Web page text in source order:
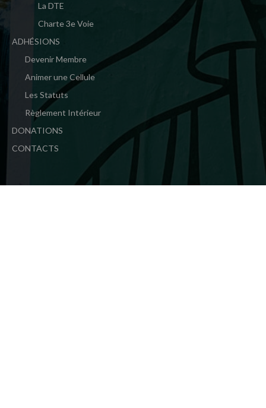
La DTE
Charte 3e Voie
ADHÉSIONS
Devenir Membre
Animer une Cellule
Les Statuts
Règlement Intérieur
DONATIONS
CONTACTS